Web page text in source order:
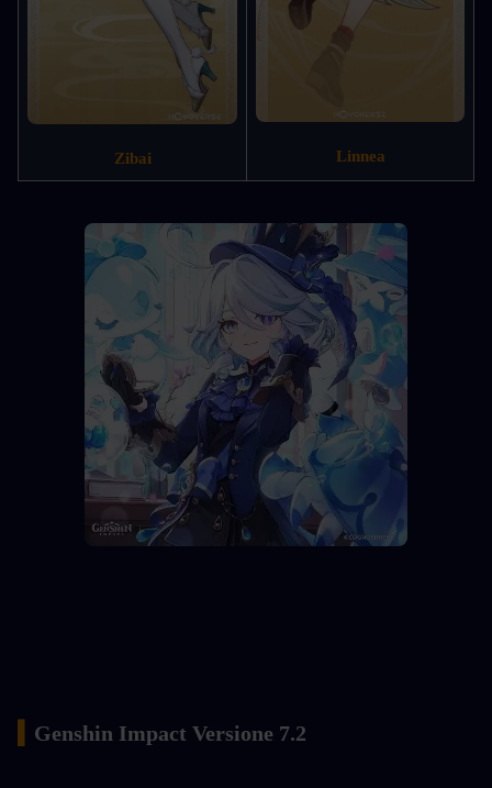
Zibai Linnea
Genshin Impact Versione 7.2